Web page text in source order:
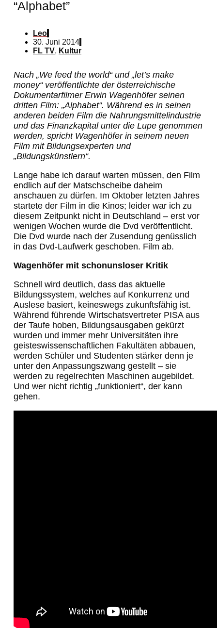
“Alphabet”
Leo
30. Juni 2014
FL TV, Kultur
Nach „We feed the world“ und „let’s make
money“ veröffentlichte der österreichische
Dokumentarfilmer Erwin Wagenhöfer seinen
dritten Film: „Alphabet“. Während es in seinen
anderen beiden Film die Nahrungsmittelindustrie
und das Finanzkapital unter die Lupe genommen
werden, spricht Wagenhöfer in seinem neuen
Film mit Bildungsexperten und
„Bildungskünstlern“.
Lange habe ich darauf warten müssen, den Film
endlich auf der Matschscheibe daheim
anschauen zu dürfen. Im Oktober letzten Jahres
startete der Film in die Kinos; leider war ich zu
diesem Zeitpunkt nicht in Deutschland – erst vor
wenigen Wochen wurde die Dvd veröffentlicht.
Die Dvd wurde nach der Zusendung genüsslich
in das Dvd-Laufwerk geschoben. Film ab.
Wagenhöfer mit schonunsloser Kritik
Schnell wird deutlich, dass das aktuelle
Bildungssystem, welches auf Konkurrenz und
Auslese basiert, keineswegs zukunftsfähig ist.
Während führende Wirtschatsvertreter PISA aus
der Taufe hoben, Bildungsausgaben gekürzt
wurden und immer mehr Universitäten ihre
geisteswissenschaftlichen Fakultäten abbauen,
werden Schüler und Studenten stärker denn je
unter den Anpassungszwang gestellt – sie
werden zu regelrechten Maschinen augebildet.
Und wer nicht richtig „funktioniert“, der kann
gehen.